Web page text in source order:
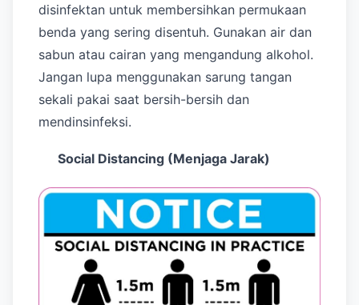
disinfektan untuk membersihkan permukaan
benda yang sering disentuh. Gunakan air dan
sabun atau cairan yang mengandung alkohol.
Jangan lupa menggunakan sarung tangan
sekali pakai saat bersih-bersih dan
mendinsinfeksi.
Social Distancing (Menjaga Jarak)